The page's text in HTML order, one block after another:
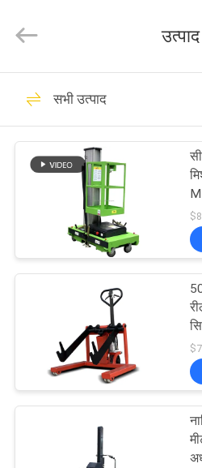
उत्पादों
बारे
कारखाना
भ्रमण
Machinery
Co.,Ltd.
Reserved.
इलेक्ट्रिक
सेमी
स्टेकर
उत्पाद
सभी उत्पाद